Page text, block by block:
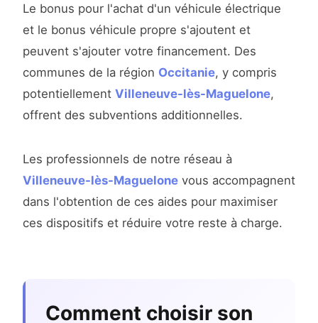
Le bonus pour l'achat d'un véhicule électrique
et le bonus véhicule propre s'ajoutent et
peuvent s'ajouter votre financement. Des
communes de la région Occitanie, y compris
potentiellement Villeneuve-lès-Maguelone,
offrent des subventions additionnelles.
Les professionnels de notre réseau à
Villeneuve-lès-Maguelone vous accompagnent
dans l'obtention de ces aides pour maximiser
ces dispositifs et réduire votre reste à charge.
Comment choisir son